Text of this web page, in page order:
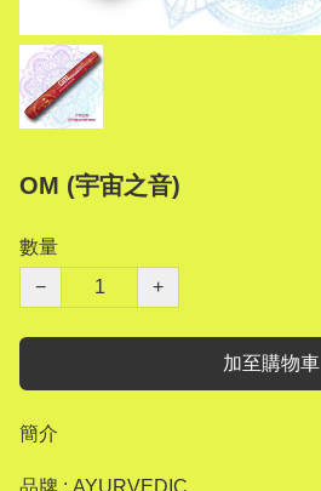
OM (宇宙之音)
數量
−
+
加至購物車
簡介